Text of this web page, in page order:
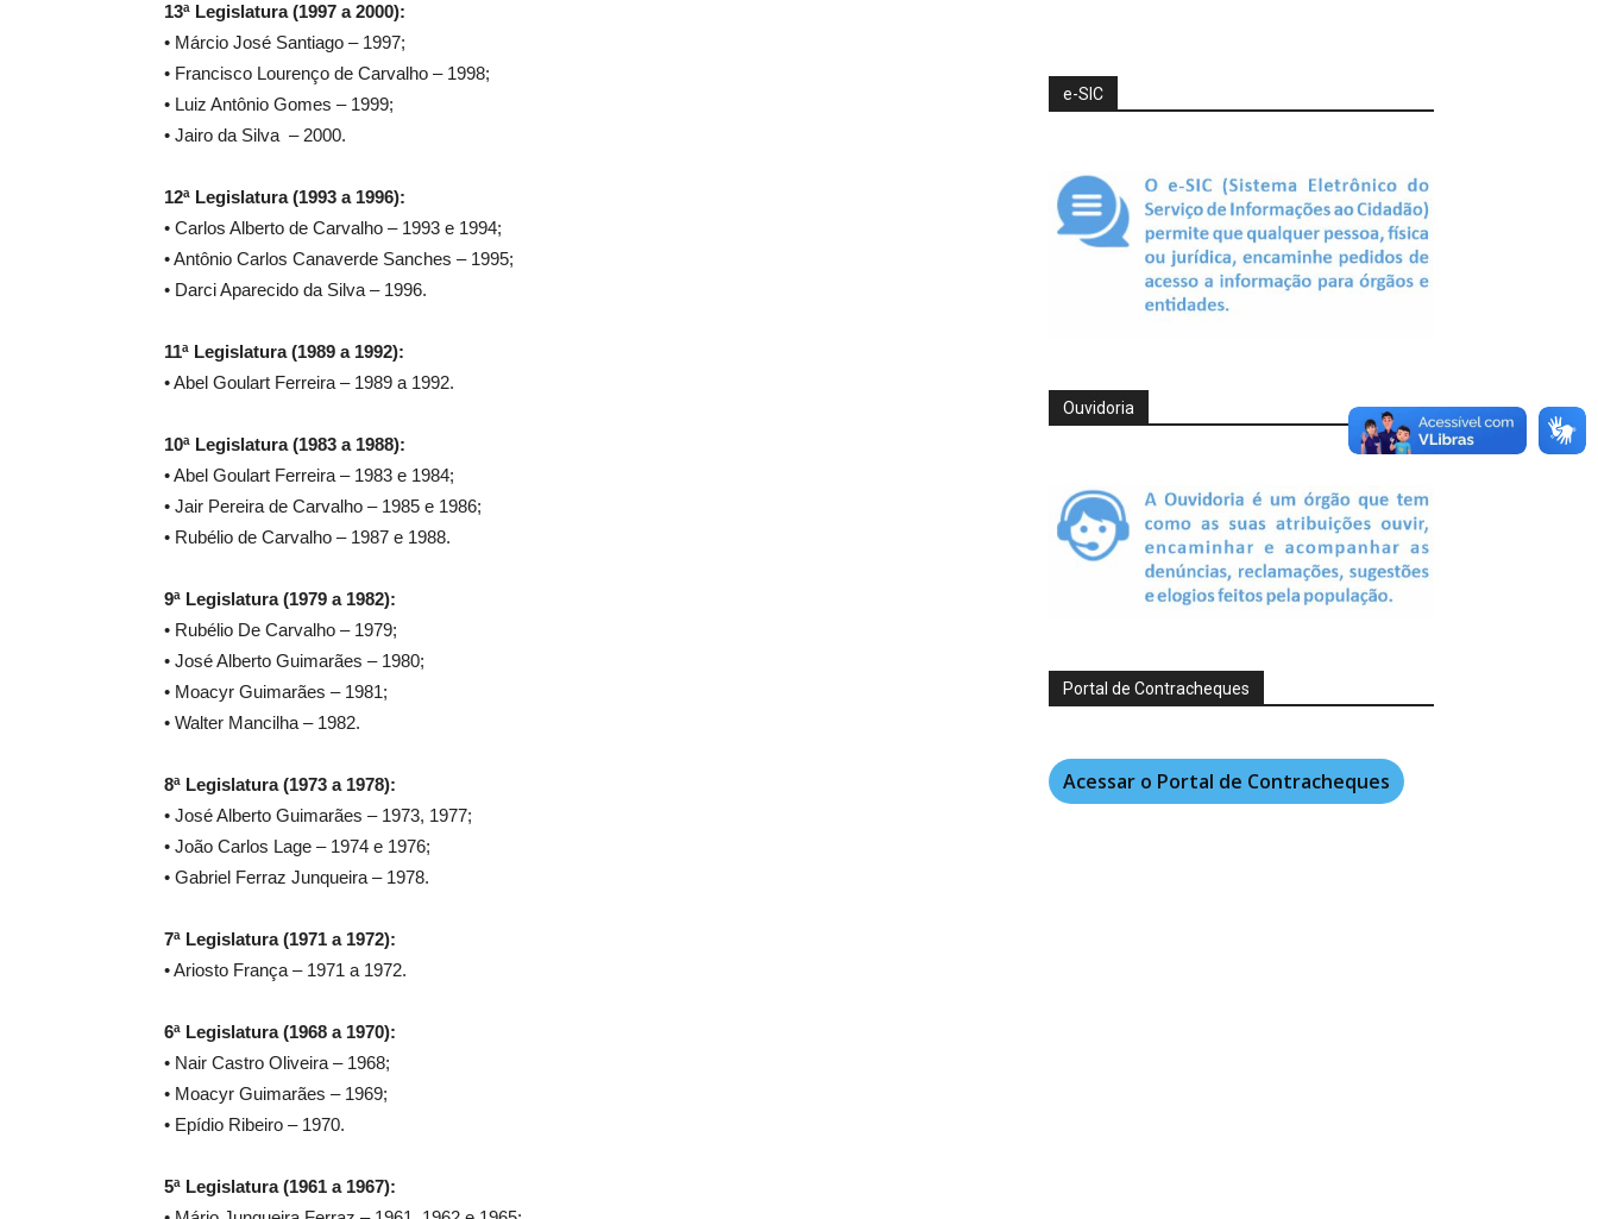
13ª Legislatura (1997 a 2000):
• Márcio José Santiago – 1997;
• Francisco Lourenço de Carvalho – 1998;
• Luiz Antônio Gomes – 1999;
• Jairo da Silva – 2000.
12ª Legislatura (1993 a 1996):
• Carlos Alberto de Carvalho – 1993 e 1994;
• Antônio Carlos Canaverde Sanches – 1995;
• Darci Aparecido da Silva – 1996.
11ª Legislatura (1989 a 1992):
• Abel Goulart Ferreira – 1989 a 1992.
10ª Legislatura (1983 a 1988):
• Abel Goulart Ferreira – 1983 e 1984;
• Jair Pereira de Carvalho – 1985 e 1986;
• Rubélio de Carvalho – 1987 e 1988.
9ª Legislatura (1979 a 1982):
• Rubélio De Carvalho – 1979;
• José Alberto Guimarães – 1980;
• Moacyr Guimarães – 1981;
• Walter Mancilha – 1982.
8ª Legislatura (1973 a 1978):
• José Alberto Guimarães – 1973, 1977;
• João Carlos Lage – 1974 e 1976;
• Gabriel Ferraz Junqueira – 1978.
7ª Legislatura (1971 a 1972):
• Ariosto França – 1971 a 1972.
6ª Legislatura (1968 a 1970):
• Nair Castro Oliveira – 1968;
• Moacyr Guimarães – 1969;
• Epídio Ribeiro – 1970.
5ª Legislatura (1961 a 1967):
e-SIC
Ouvidoria
Portal de Contracheques
Acessar o Portal de Contracheques